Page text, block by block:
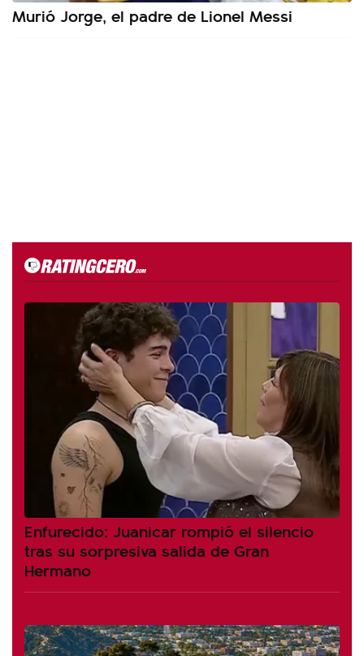
Murió Jorge, el padre de Lionel Messi
Enfurecido: Juanicar rompió el silencio
tras su sorpresiva salida de Gran
Hermano